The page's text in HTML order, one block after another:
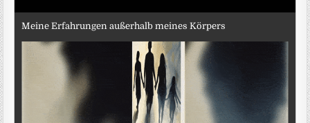
Meine Erfahrungen außerhalb meines Körpers